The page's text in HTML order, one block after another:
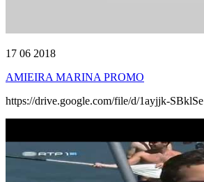
17 06 2018
AMIEIRA MARINA PROMO
https://drive.google.com/file/d/1ayjjk-SBklSe